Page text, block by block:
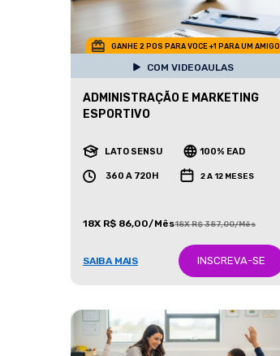
GANHE 2 POS PARA VOCE +1 PARA UM AMIGO
COM VIDEOAULAS
ADMINISTRAÇÃO E MARKETING
ESPORTIVO
LATO SENSU 100% EAD
360 A 720H 2 A 12 MESES
18X R$ 86,00/Mês18X R$ 387,00/Mês
SAIBA MAIS INSCREVA-SE